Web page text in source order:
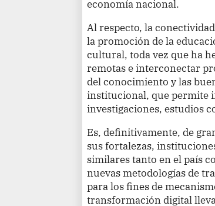
economía nacional.
Al respecto, la
la promoción de la
cultural, toda vez que ha
remotas e interconectar
del conocimiento y las
institucional, que permite
investigaciones, estudios
Es, definitivamente, de
sus fortalezas,
similares tanto en el país
nuevas metodologías de
para los fines de
transformación digital